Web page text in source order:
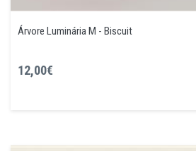
Árvore Luminária M - Biscuit
12,00€